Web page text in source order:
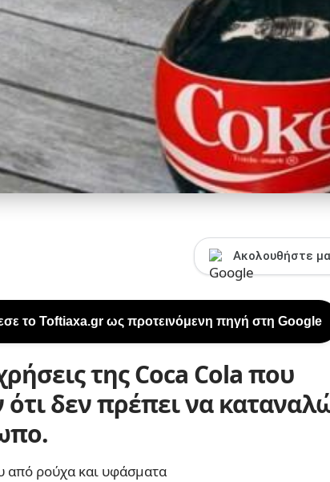
Ακολουθήστε
το Toftiaxa.gr ως προτεινόμενη πηγή στη Google
της Coca Cola που
δεν πρέπει να
από ρούχα και υφάσματα